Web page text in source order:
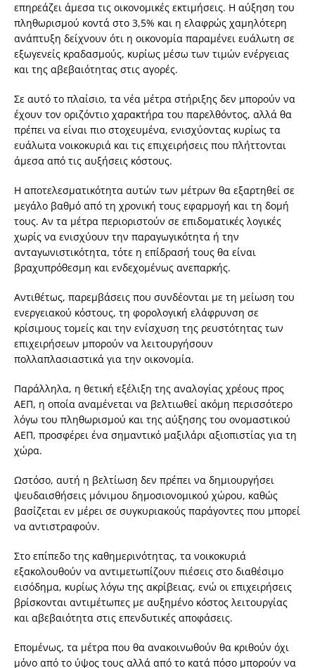
επηρεάζει άμεσα τις οικονομικές εκτιμήσεις. Η αύξηση του
πληθωρισμού κοντά στο 3,5% και η ελαφρώς χαμηλότερη
ανάπτυξη δείχνουν ότι η οικονομία παραμένει ευάλωτη σε
εξωγενείς κραδασμούς, κυρίως μέσω των τιμών ενέργειας
και της αβεβαιότητας στις αγορές.
Σε αυτό το πλαίσιο, τα νέα μέτρα στήριξης δεν μπορούν να
έχουν τον οριζόντιο χαρακτήρα του παρελθόντος, αλλά θα
πρέπει να είναι πιο στοχευμένα, ενισχύοντας κυρίως τα
ευάλωτα νοικοκυριά και τις επιχειρήσεις που πλήττονται
άμεσα από τις αυξήσεις κόστους.
Η αποτελεσματικότητα αυτών των μέτρων θα εξαρτηθεί σε
μεγάλο βαθμό από τη χρονική τους εφαρμογή και τη δομή
τους. Αν τα μέτρα περιοριστούν σε επιδοματικές λογικές
χωρίς να ενισχύουν την παραγωγικότητα ή την
ανταγωνιστικότητα, τότε η επίδρασή τους θα είναι
βραχυπρόθεσμη και ενδεχομένως ανεπαρκής.
Αντιθέτως, παρεμβάσεις που συνδέονται με τη μείωση του
ενεργειακού κόστους, τη φορολογική ελάφρυνση σε
κρίσιμους τομείς και την ενίσχυση της ρευστότητας των
επιχειρήσεων μπορούν να λειτουργήσουν
πολλαπλασιαστικά για την οικονομία.
Παράλληλα, η θετική εξέλιξη της αναλογίας χρέους προς
ΑΕΠ, η οποία αναμένεται να βελτιωθεί ακόμη περισσότερο
λόγω του πληθωρισμού και της αύξησης του ονομαστικού
ΑΕΠ, προσφέρει ένα σημαντικό μαξιλάρι αξιοπιστίας για τη
χώρα.
Ωστόσο, αυτή η βελτίωση δεν πρέπει να δημιουργήσει
ψευδαισθήσεις μόνιμου δημοσιονομικού χώρου, καθώς
βασίζεται εν μέρει σε συγκυριακούς παράγοντες που μπορεί
να αντιστραφούν.
Στο επίπεδο της καθημερινότητας, τα νοικοκυριά
εξακολουθούν να αντιμετωπίζουν πιέσεις στο διαθέσιμο
εισόδημα, κυρίως λόγω της ακρίβειας, ενώ οι επιχειρήσεις
βρίσκονται αντιμέτωπες με αυξημένο κόστος λειτουργίας
και αβεβαιότητα στις επενδυτικές αποφάσεις.
Επομένως, τα μέτρα που θα ανακοινωθούν θα κριθούν όχι
μόνο από το ύψος τους αλλά από το κατά πόσο μπορούν να